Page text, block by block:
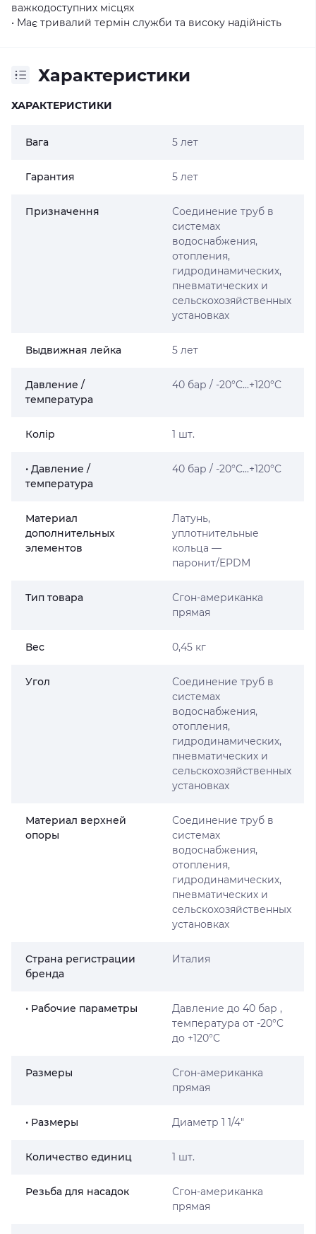
важкодоступних місцях
• Має тривалий термін служби та високу надійність
Характеристики
ХАРАКТЕРИСТИКИ
Вага 5 лет
Гарантия 5 лет
Призначення
Соединение труб в
системах
водоснабжения,
отопления,
гидродинамических,
пневматических и
сельскохозяйственных
установках
Выдвижная лейка 5 лет
Давление /
температура
40 бар / -20°C...+120°C
Колір 1 шт.
• Давление /
температура
40 бар / -20°C...+120°C
Материал
дополнительных
элементов
Латунь,
уплотнительные
кольца —
паронит/EPDM
Тип товара
Сгон-американка
прямая
Вес 0,45 кг
Угол
Соединение труб в
системах
водоснабжения,
отопления,
гидродинамических,
пневматических и
сельскохозяйственных
установках
Материал верхней
опоры
Соединение труб в
системах
водоснабжения,
отопления,
гидродинамических,
пневматических и
сельскохозяйственных
установках
Страна регистрации
бренда
Италия
• Рабочие параметры
Давление до 40 бар ,
температура от -20°C
до +120°C
Размеры
Сгон-американка
прямая
• Размеры Диаметр 1 1/4″
Количество единиц 1 шт.
Резьба для насадок
Сгон-американка
прямая